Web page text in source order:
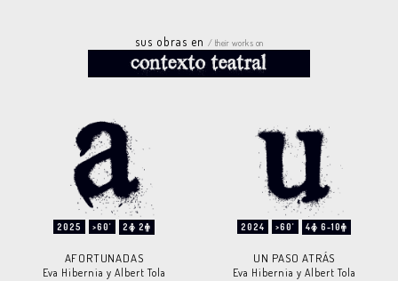
sus obras en / their works on
2025 >60' 2 2
AFORTUNADAS
Eva Hibernia y Albert Tola
2024 >60' 4 6-10
UN PASO ATRÁS
Eva Hibernia y Albert Tola